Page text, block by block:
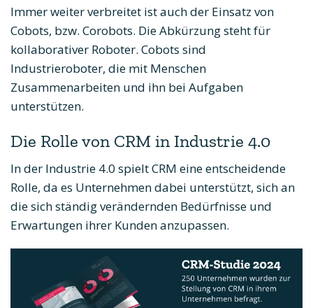
Immer weiter verbreitet ist auch der Einsatz von
Cobots, bzw. Corobots. Die Abkürzung steht für
kollaborativer Roboter. Cobots sind
Industrieroboter, die mit Menschen
Zusammenarbeiten und ihn bei Aufgaben
unterstützen.
Die Rolle von CRM in Industrie 4.0
In der Industrie 4.0 spielt CRM eine entscheidende
Rolle, da es Unternehmen dabei unterstützt, sich an
die sich ständig verändernden Bedürfnisse und
Erwartungen ihrer Kunden anzupassen.